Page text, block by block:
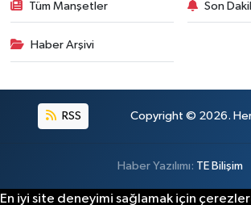
Tüm Manşetler Son
Haber Arşivi
RSS Copyright © 2026. Her
Haber Yazılımı: TE Bilişim
En iyi site deneyimi sağlamak için